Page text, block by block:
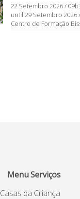
22 Setembro 2026 /
until 29 Setembro 2026
Centro de Formação
Menu Serviços
Casas da Criança